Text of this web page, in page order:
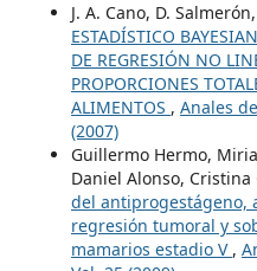
J. A. Cano, D. Salmerón,
ESTADÍSTICO
DE REGRESIÓN NO
PROPORCIONES
ALIMENTOS , Anales
(2007)
Guillermo Hermo,
Daniel Alonso, Cristina
del antiprogestágeno,
regresión tumoral y
mamarios estadio V ,